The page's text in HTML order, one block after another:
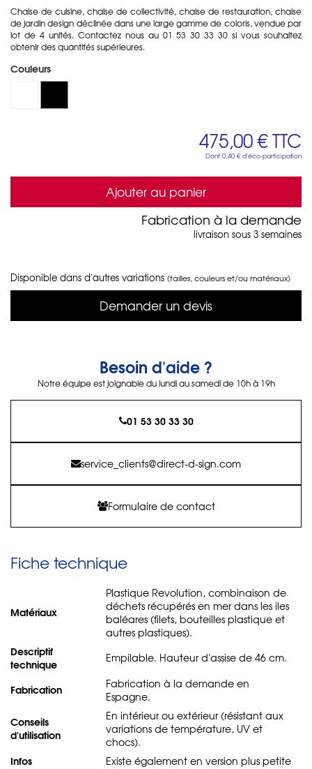
Chaise de cuisine, chaise de collectivité, chaise de restauration, chaise
de jardin design déclinée dans une large gamme de coloris, vendue par
lot de 4 unités. Contactez nous au 01 53 30 33 30 si vous souhaitez
obtenir des quantités supérieures.
Couleurs
475,00 €TTC
Dont 0,40 € d'éco-participation
Ajouter au panier
Fabrication à la demande
livraison sous 3 semaines
Disponible dans d'autres variations (tailles, couleurs et/ou matériaux)
Demander un devis
Besoin d'aide ?
Notre équipe est joignable du lundi au samedi de 10h à 19h
01 53 30 33 30
service_clients@direct-d-sign.com
Formulaire de contact
Fiche technique
Matériaux
Plastique Revolution, combinaison de
déchets récupérés en mer dans les iles
baléares (filets, bouteilles plastique et
autres plastiques).
Descriptif
technique
Empilable. Hauteur d'assise de 46 cm.
Fabrication
Fabrication à la demande en
Espagne.
Conseils
d'utilisation
En intérieur ou extérieur (résistant aux
variations de température, UV et
chocs).
Infos
Existe également en version plus petite